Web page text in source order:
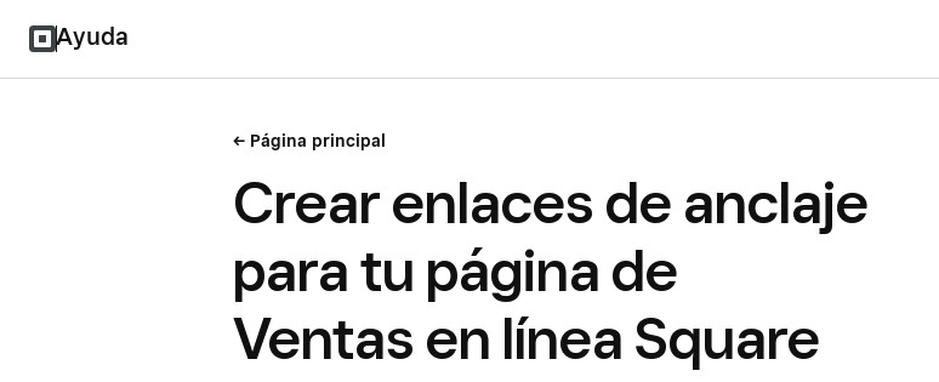
Ayuda
Página principal
Crear enlaces de anclaje
para tu página de
Ventas en línea Square